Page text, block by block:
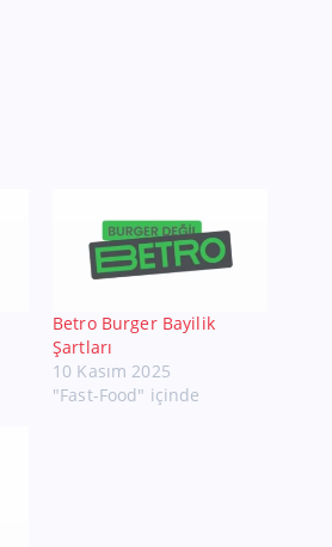
Betro Burger Bayilik
Şartları
10 Kasım 2025
"Fast-Food" içinde